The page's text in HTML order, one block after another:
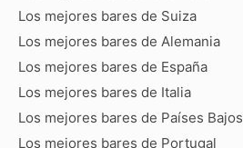
Los mejores bares de Suiza
Los mejores bares de Alemania
Los mejores bares de España
Los mejores bares de Italia
Los mejores bares de Países Bajos
Los mejores bares de Portugal